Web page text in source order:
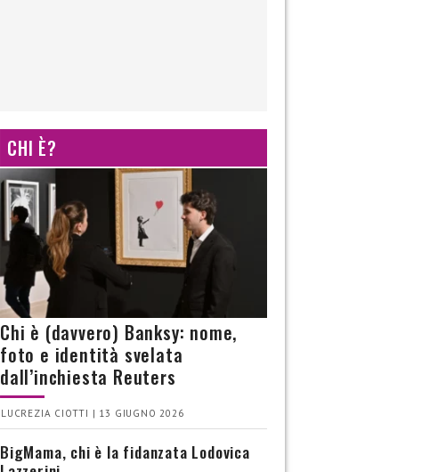
CHI È?
Chi è (davvero) Banksy: nome,
foto e identità svelata
dall’inchiesta Reuters
LUCREZIA CIOTTI | 13 GIUGNO 2026
BigMama, chi è la fidanzata Lodovica